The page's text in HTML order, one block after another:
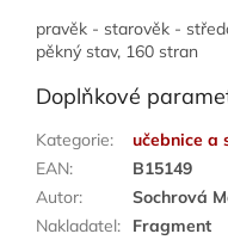
pravěk - starověk -
pěkný stav, 160 stran
Doplňkové
Kategorie:
učebnice a
EAN:
B15149
Autor:
Sochrová
Nakladatel:
Fragment